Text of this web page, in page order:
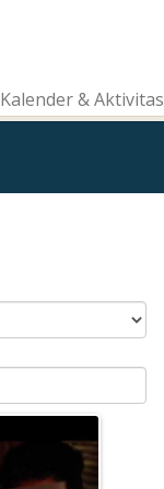
Kalender & Aktivitas